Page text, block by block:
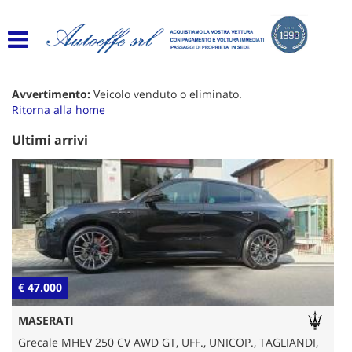
ACQUISTIAMO USATO
ASSISTENZA
AREA CONSUMATORE
DOWNLOAD
DIRITTO DI RECESSO
GARANZIA COMMERCIALE
GARANZIA LEGALE DI
Avvertimento: Veicolo venduto o eliminato.
Ritorna alla home
Ultimi arrivi
€ 47.000
MASERATI
Grecale MHEV 250 CV AWD GT, UFF., UNICOP., TAGLIANDI,
Le
tue
consenso
seguente
ti
consente
di
esprimere
le
tue
preferenze
di
consenso
alle
tecnologie
di